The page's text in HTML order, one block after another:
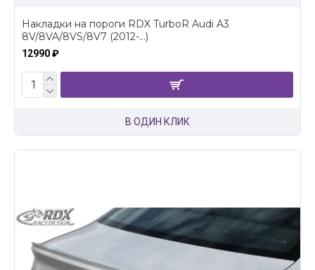
Накладки на пороги RDX TurboR Audi A3
8V/8VA/8VS/8V7 (2012-...)
12990 ₽
В ОДИН КЛИК